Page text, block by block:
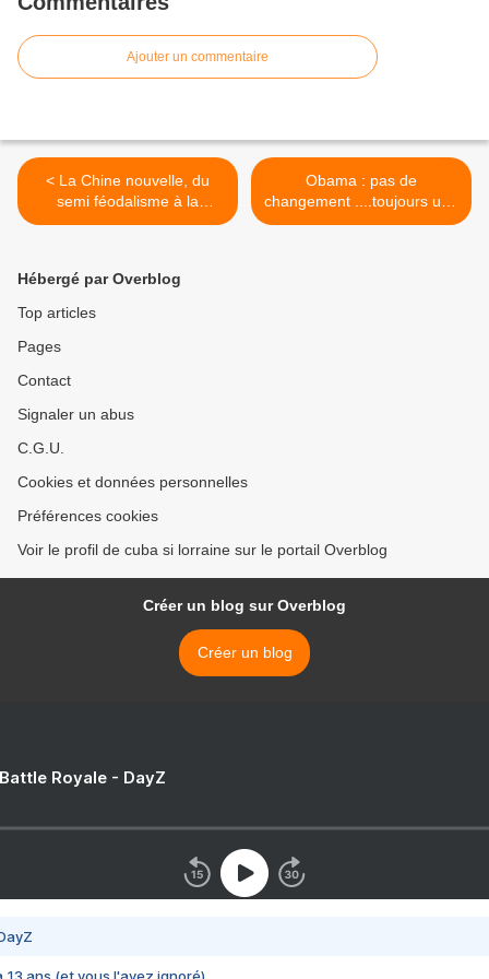
Ajouter un commentaire
< La Chine nouvelle, du
semi féodalisme à la
technologie spatiale en 60
Obama : pas de
changement ....toujours une
politique bête et méchante
Hébergé par Overblog
Top articles
Pages
Contact
Signaler un abus
C.G.U.
Cookies et données personnelles
Préférences cookies
Voir le profil de cuba si lorraine sur le portail Overblog
Créer un blog sur Overblog
Créer un blog
Royale - DayZ